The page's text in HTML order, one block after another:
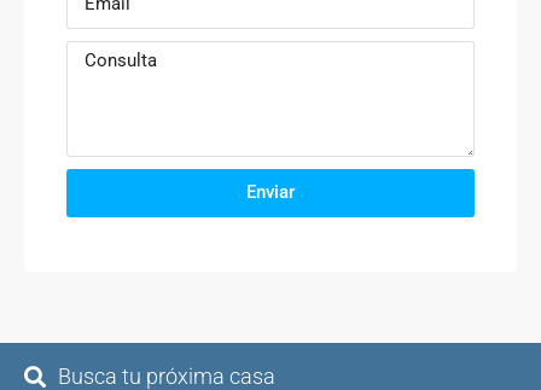
Enviar
Busca tu próxima casa